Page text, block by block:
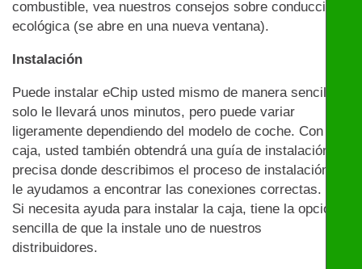
combustible, vea nuestros consejos sobre conducción
ecológica (se abre en una nueva ventana).
Instalación
Puede instalar eChip usted mismo de manera sencilla:
solo le llevará unos minutos, pero puede variar
ligeramente dependiendo del modelo de coche. Con la
caja, usted también obtendrá una guía de instalación
precisa donde describimos el proceso de instalación y
le ayudamos a encontrar las conexiones correctas.
Si necesita ayuda para instalar la caja, tiene la opción
sencilla de que la instale uno de nuestros
distribuidores.